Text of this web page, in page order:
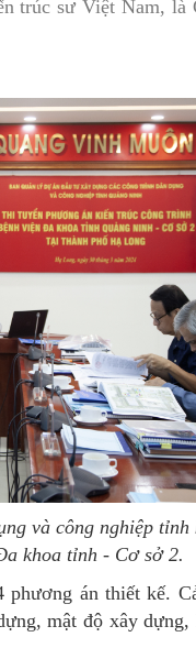
sinh thực phẩm
bệnh
phẩm
toán
bị y tế
bộ
KH & CNTT
trúc sư Việt Nam, là
và công nghiệp
khoa tỉnh - Cơ sở 2.
án thiết kế.
mật độ xây dựng,